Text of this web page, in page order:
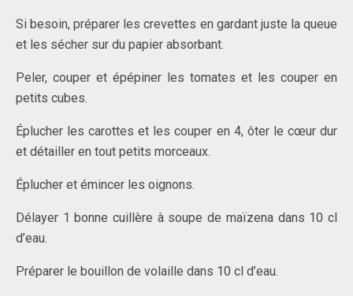
Si besoin, préparer les crevettes en gardant juste la queue
et les sécher sur du papier absorbant.
Peler, couper et épépiner les tomates et les couper en
petits cubes.
Éplucher les carottes et les couper en 4, ôter le cœur dur
et détailler en tout petits morceaux.
Éplucher et émincer les oignons.
Délayer 1 bonne cuillère à soupe de maïzena dans 10 cl
d’eau.
Préparer le bouillon de volaille dans 10 cl d’eau.